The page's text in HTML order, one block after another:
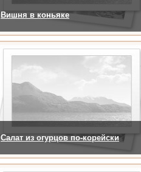
Вишня в коньяке
Салат из огурцов по-корейски